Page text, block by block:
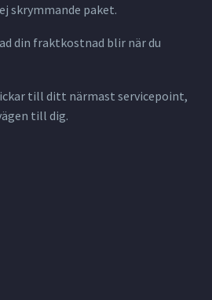
skrymmande paket.
din fraktkostnad blir när du
till ditt närmast servicepoint,
till dig.